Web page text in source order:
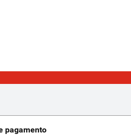
pagamento